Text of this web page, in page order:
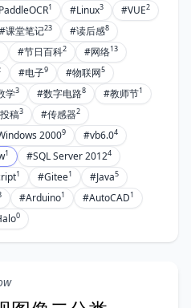
1 #Linux3 #VUE2
#课堂笔记23 #读后感8
#节日百科2 #网络13
#电子9 #物联网5
学3 #数字电路8 #教师节1
稿3 #传感器2
20009 #vb6.04
1 #SQL Server 20124
1 #Gitee1 #Java5
#Arduino1 #AutoCAD1
0